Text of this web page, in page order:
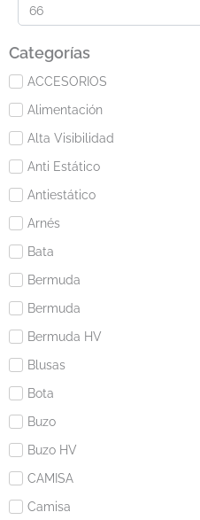
Categorías
ACCESORIOS
Alimentación
Alta Visibilidad
Anti Estático
Antiestático
Arnés
Bata
Bermuda
Bermuda
Bermuda HV
Blusas
Bota
Buzo
Buzo HV
CAMISA
Camisa